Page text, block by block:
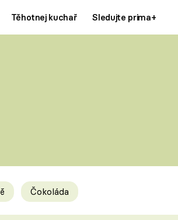
Těhotnej kuchař Sledujte prima+
Prima LAJK
Čokoláda